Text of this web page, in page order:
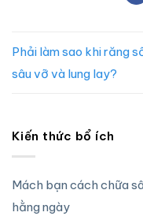
Phải làm sao khi răng
sâu vỡ và lung lay?
Kiến thức bổ ích
Mách bạn cách chữa
hằng ngày